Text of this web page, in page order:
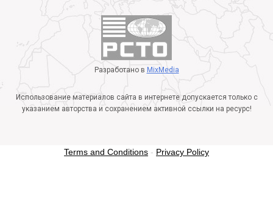
Разработано в MixMedia
Использование материалов сайта в интернете допускается только с
указанием авторства и сохранением активной ссылки на ресурс!
Terms and Conditions - Privacy Policy